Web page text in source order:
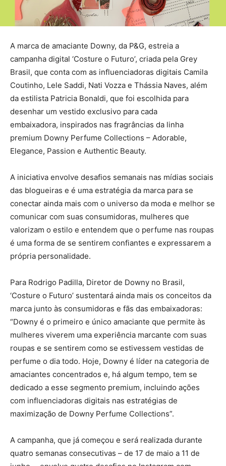
A marca de amaciante Downy, da P&G, estreia a
campanha digital ‘Costure o Futuro’, criada pela Grey
Brasil, que conta com as influenciadoras digitais Camila
Coutinho, Lele Saddi, Nati Vozza e Thássia Naves, além
da estilista Patricia Bonaldi, que foi escolhida para
desenhar um vestido exclusivo para cada
embaixadora, inspirados nas fragrâncias da linha
premium Downy Perfume Collections – Adorable,
Elegance, Passion e Authentic Beauty.
A iniciativa envolve desafios semanais nas mídias sociais
das blogueiras e é uma estratégia da marca para se
conectar ainda mais com o universo da moda e melhor se
comunicar com suas consumidoras, mulheres que
valorizam o estilo e entendem que o perfume nas roupas
é uma forma de se sentirem confiantes e expressarem a
própria personalidade.
Para Rodrigo Padilla, Diretor de Downy no Brasil,
‘Costure o Futuro’ sustentará ainda mais os conceitos da
marca junto às consumidoras e fãs das embaixadoras:
“Downy é o primeiro e único amaciante que permite às
mulheres viverem uma experiência marcante com suas
roupas e se sentirem como se estivessem vestidas de
perfume o dia todo. Hoje, Downy é líder na categoria de
amaciantes concentrados e, há algum tempo, tem se
dedicado a esse segmento premium, incluindo ações
com influenciadoras digitais nas estratégias de
maximização de Downy Perfume Collections”.
A campanha, que já começou e será realizada durante
quatro semanas consecutivas – de 17 de maio a 11 de